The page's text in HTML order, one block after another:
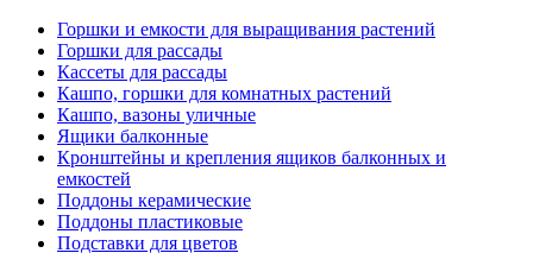
Горшки и емкости для выращивания растений
Горшки для рассады
Кассеты для рассады
Кашпо, горшки для комнатных растений
Кашпо, вазоны уличные
Ящики балконные
Кронштейны и крепления ящиков балконных и
емкостей
Поддоны керамические
Поддоны пластиковые
Подставки для цветов